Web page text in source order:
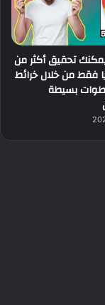
تحقيق أكثر من
فقط من خلال خرائط
بسيطة